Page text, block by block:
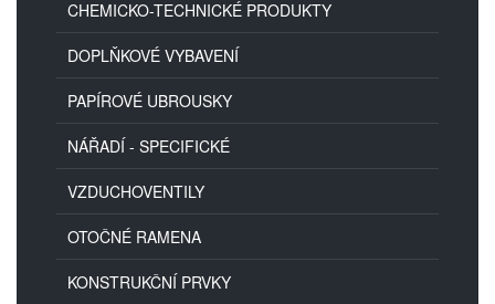
CHEMICKO-TECHNICKÉ PRODUKTY
DOPLŇKOVÉ VYBAVENÍ
PAPÍROVÉ UBROUSKY
NÁŘADÍ - SPECIFICKÉ
VZDUCHOVENTILY
OTOČNÉ RAMENA
KONSTRUKČNÍ PRVKY